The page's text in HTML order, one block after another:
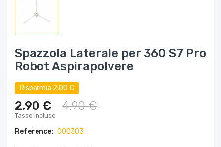
Spazzola Laterale per 360 S7 Pro
Robot Aspirapolvere
Risparmia 2,00 €
2,90 € 4,90 €
Tasse incluse
Reference: 000303